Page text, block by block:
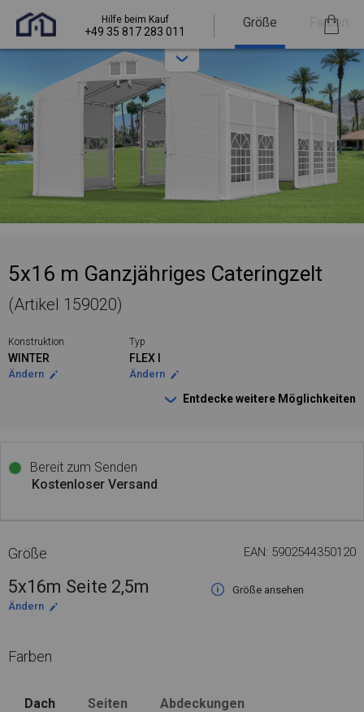
Hilfe beim Kauf
+49 35 817 283 011
Größe Farben
5x16 m Ganzjähriges Cateringzelt
(Artikel 159020)
Konstruktion
WINTER
Ändern
Typ
FLEX I
Ändern
Entdecke weitere Möglichkeiten
Bereit zum Senden
Kostenloser Versand
Größe EAN: 5902544350120
5x16m Seite 2,5m
Größe ansehen
Ändern
Farben
Dach Seiten Abdeckungen